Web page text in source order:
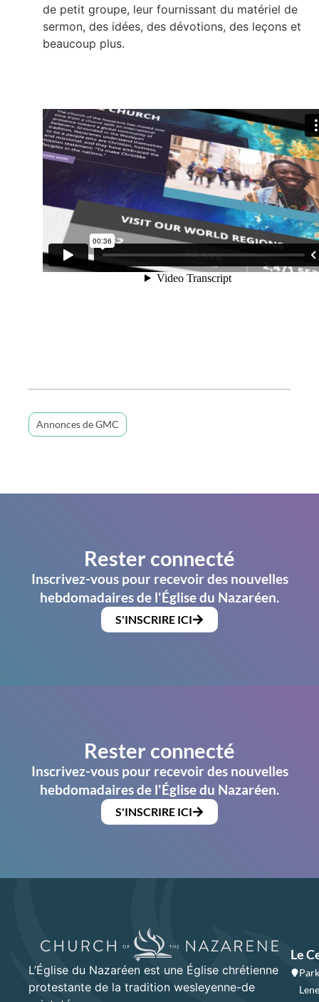
de petit groupe, leur fournissant du matériel de
sermon, des idées, des dévotions, des leçons et
beaucoup plus.
Annonces de GMC
Rester connecté
Inscrivez-vous pour recevoir des nouvelles
hebdomadaires de l'Église du Nazaréen.
S'INSCRIRE ICI
Rester connecté
Inscrivez-vous pour recevoir des nouvelles
hebdomadaires de l'Église du Nazaréen.
S'INSCRIRE ICI
L’Église du Nazaréen est une Église chrétienne
protestante de la tradition wesleyenne-de
Le